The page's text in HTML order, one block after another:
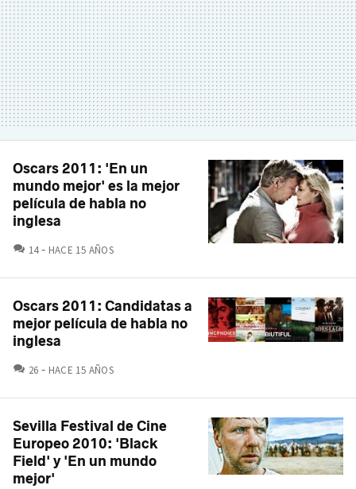
Oscars 2011: 'En un
mundo mejor' es la mejor
película de habla no
inglesa
14 COMENTARIOS
HACE 15 AÑOS
Oscars 2011: Candidatas a
mejor película de habla no
inglesa
26 COMENTARIOS
HACE 15 AÑOS
Sevilla Festival de Cine
Europeo 2010: 'Black
Field' y 'En un mundo
mejor'